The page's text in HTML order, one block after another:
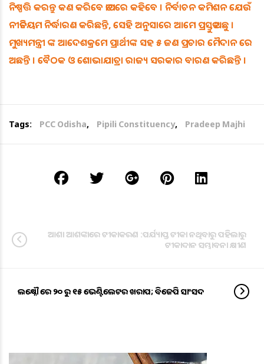
ନିଷ୍ପତ୍ତି କରନ୍ତୁ କଣ କରିବେ ତାପରେ କହିବେ । ନିର୍ବାଚନ କମିଶନ ଯେଉଁ
ନୀତିନିୟମ ନିର୍ଦ୍ଧାରଣ କରିଛନ୍ତି, ସେହି ଅନୁସାରେ ଆମେ ପ୍ରସ୍ତୁତ ଅଛୁ ।
ମୁଖ୍ୟମନ୍ତ୍ରୀ ଙ୍କ ଆଦେଶକ୍ରମେ ପ୍ରାର୍ଥୀଙ୍କ ସହ ୫ ଜଣ ପ୍ରଚାର ମୈଦାନ ରେ
ଅଛନ୍ତି । ବୈଠକ ଓ ଶୋଭାଯାତ୍ରା ରାଜ୍ୟ ସରକାର ବାରଣ କରିଛନ୍ତି ।
Tags: PCC Odisha, Pipili Constituency, Pradeep Majhi
ଆଶା ଆଶଙ୍କାରେ ଟୀକାକରଣ :ପର୍ଯ୍ୟାପ୍ତ ଟୀକା ନଥିବାରୁ ପହିଲାରୁ
ଟୀକାଦାନ ସମ୍ଭାବନା କ୍ଷୀଣ
ଲକ୍ଷ୍ନୌ ରେ ୨୦ ରୁ ୧୫ ଭେଣ୍ଟିଲେଟର ଖରାପ; ବିଜେପି ସାଂସଦ